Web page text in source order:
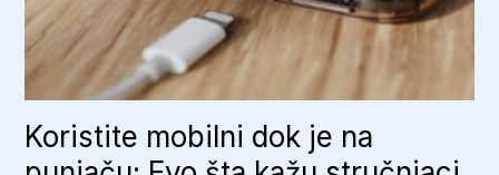
Koristite mobilni dok je na